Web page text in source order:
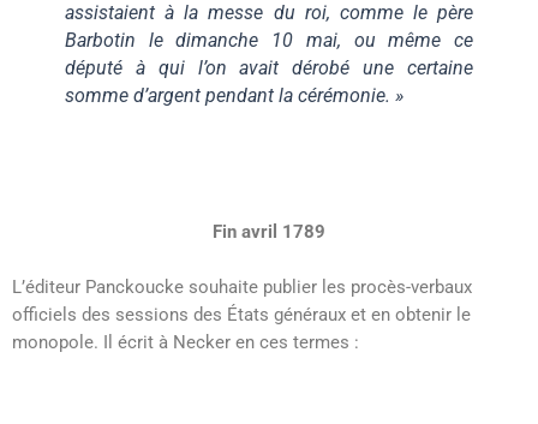
assistaient à la messe du roi, comme le père
Barbotin le dimanche 10 mai, ou même ce
député à qui l’on avait dérobé une certaine
somme d’argent pendant la cérémonie. »
Fin avril 1789
L’éditeur Panckoucke souhaite publier les procès-verbaux
officiels des sessions des États généraux et en obtenir le
monopole. Il écrit à Necker en ces termes :